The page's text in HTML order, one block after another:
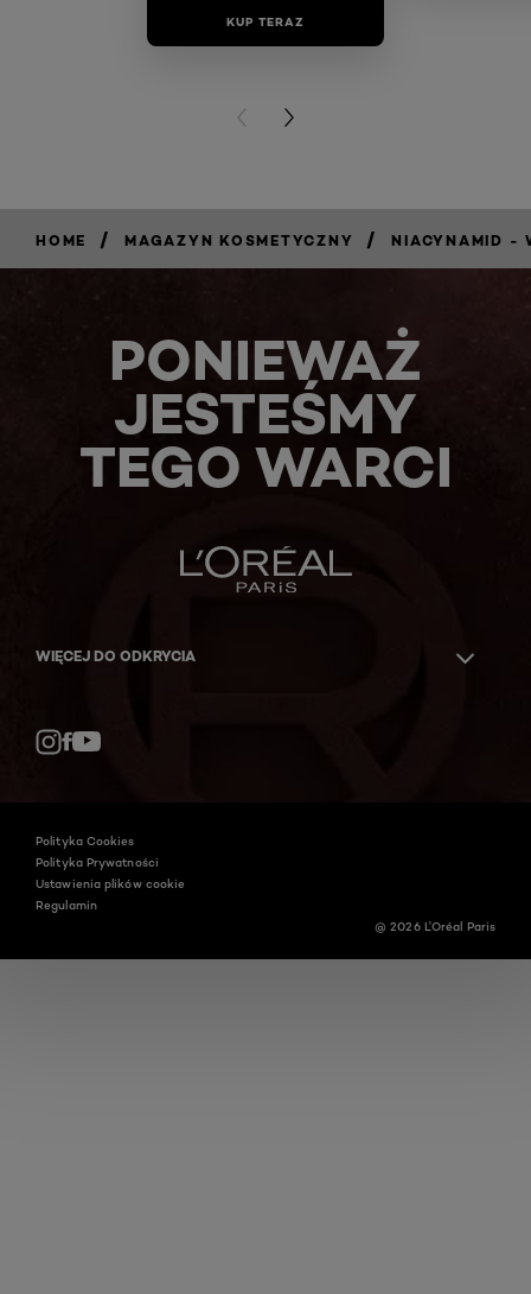
KUP TERAZ
PREVIOUS CARD
NEXT CARD
HOME / MAGAZYN KOSMETYCZNY / NIACYNAMID -
PONIEWAŻ
JESTEŚMY
TEGO WARCI
WIĘCEJ DO ODKRYCIA
Polityka Cookies
Polityka Prywatności
Ustawienia plików cookie
Regulamin
@ 2026 L'Oréal Paris